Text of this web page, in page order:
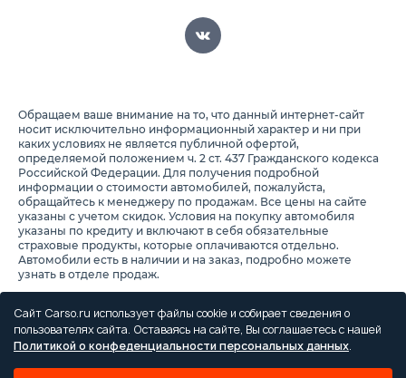
Обращаем ваше внимание на то, что данный интернет-сайт
носит исключительно информационный характер и ни при
каких условиях не является публичной офертой,
определяемой положением ч. 2 ст. 437 Гражданского кодекса
Российской Федерации. Для получения подробной
информации о стоимости автомобилей, пожалуйста,
обращайтесь к менеджеру по продажам. Все цены на сайте
указаны с учетом скидок. Условия на покупку автомобиля
указаны по кредиту и включают в себя обязательные
страховые продукты, которые оплачиваются отдельно.
Автомобили есть в наличии и на заказ, подробно можете
узнать в отделе продаж.
Предоставляя свои персональные данные и используя
настоящий веб-сайт, Вы соглашаетесь с обработкой Ваших
персональных данных и принимаете условия их обработки.
Сайт Carso.ru использует файлы cookie и собирает сведения о
пользователях сайта. Оставаясь на сайте, Вы соглашаетесь с нашей
Политикой о конфеденциальности персональных данных.